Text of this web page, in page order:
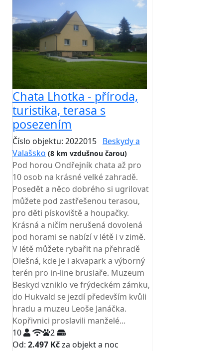
Chata Lhotka - příroda,
turistika, terasa s
posezením
Číslo objektu: 2022015 Beskydy a
Valašsko (8 km vzdušnou čarou)
Pod horou Ondřejník chata až pro
10 osob na krásné velké zahradě.
Posedět a něco dobrého si ugrilovat
můžete pod zastřešenou terasou,
pro děti pískoviště a houpačky.
Krásná a ničím nerušená dovolená
pod horami se nabízí v létě i v zimě.
V létě můžete rybařit na přehradě
Olešná, kde je i akvapark a výborný
terén pro in-line bruslaře. Muzeum
Beskyd vzniklo ve frýdeckém zámku,
do Hukvald se jezdí především kvůli
hradu a muzeu Leoše Janáčka.
Kopřivnici proslavili manželé...
10
2
Od: 2.497 Kčza objekt a noc